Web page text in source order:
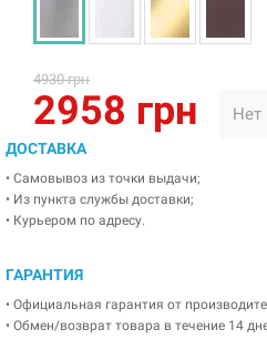
4930 грн
2958 грн Нет
ДОСТАВКА
• Самовывоз из точки выдачи;
• Из пункта службы доставки;
• Курьером по адресу.
ГАРАНТИЯ
• Официальная гарантия от
• Обмен/возврат товара в течение 14